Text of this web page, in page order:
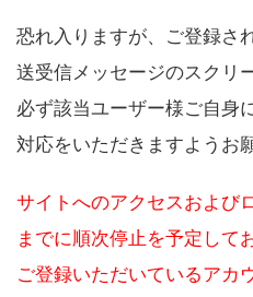
恐れ入りますが、ご登録さ
送受信メッセージのスクリ
必ず該当ユーザー様ご自身
対応をいただきますようお
サイトへのアクセスおよび
までに順次停止を予定して
ご登録いただいているアカ